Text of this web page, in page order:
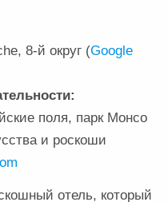
8-й округ (Google
поля, парк Монсо
и роскоши
отель, который